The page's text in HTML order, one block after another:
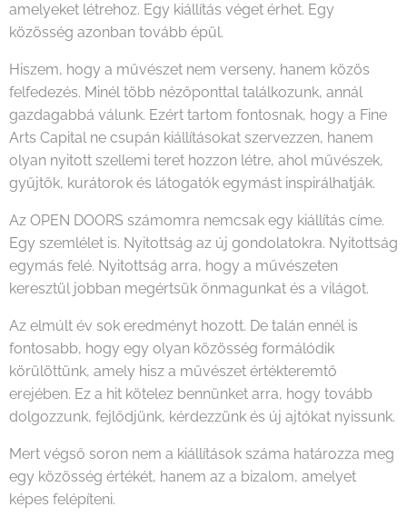
amelyeket létrehoz. Egy kiállítás véget érhet. Egy
közösség azonban tovább épül.
Hiszem, hogy a művészet nem verseny, hanem közös
felfedezés. Minél több nézőponttal találkozunk, annál
gazdagabbá válunk. Ezért tartom fontosnak, hogy a Fine
Arts Capital ne csupán kiállításokat szervezzen, hanem
olyan nyitott szellemi teret hozzon létre, ahol művészek,
gyűjtők, kurátorok és látogatók egymást inspirálhatják.
Az OPEN DOORS számomra nemcsak egy kiállítás címe.
Egy szemlélet is. Nyitottság az új gondolatokra. Nyitottság
egymás felé. Nyitottság arra, hogy a művészeten
keresztül jobban megértsük önmagunkat és a világot.
Az elmúlt év sok eredményt hozott. De talán ennél is
fontosabb, hogy egy olyan közösség formálódik
körülöttünk, amely hisz a művészet értékteremtő
erejében. Ez a hit kötelez bennünket arra, hogy tovább
dolgozzunk, fejlődjünk, kérdezzünk és új ajtókat nyissunk.
Mert végső soron nem a kiállítások száma határozza meg
egy közösség értékét, hanem az a bizalom, amelyet
képes felépíteni.